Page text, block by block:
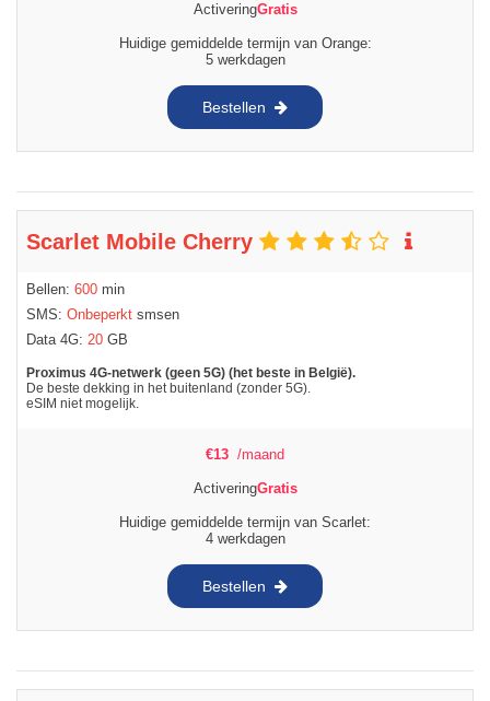
ActiveringGratis
Huidige gemiddelde termijn van Orange:
5 werkdagen
Bestellen
Scarlet Mobile Cherry
Bellen: 600 min
SMS: Onbeperkt smsen
Data 4G: 20 GB
Proximus 4G-netwerk (geen 5G) (het beste in België).
De beste dekking in het buitenland (zonder 5G).
eSIM niet mogelijk.
€13 /maand
ActiveringGratis
Huidige gemiddelde termijn van Scarlet:
4 werkdagen
Bestellen